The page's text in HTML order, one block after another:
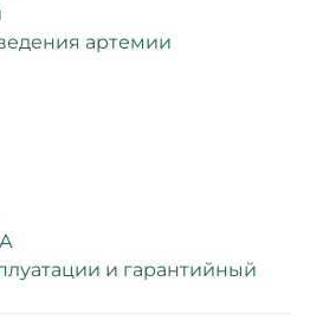
артемии
и гарантийный